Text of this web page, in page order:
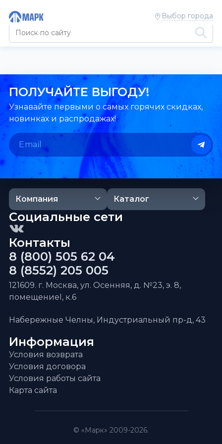
Выбор города
ПОЛУЧАЙТЕ ВЫГОДУ!
Узнавайте первыми о самых горячих скидках,
новинках и распродажах!
Компания Каталог
Информация
Условия возврата
Условия договора
Условия работы сайта
Карта сайта
Контакты
8 (800) 505 62 04
8 (8552) 205 005
121609. г. Москва, ул. Осенняя, д. №23, э. 8,
помещениеI, к.6
Набережные Челны, Индустриальный пр-д, 43
Социальные сети
© «Марк» 2009-2026.